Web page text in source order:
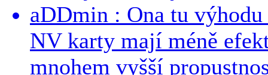
aDDmin : Ona tu
NV karty mají méně
mnohem vyšší